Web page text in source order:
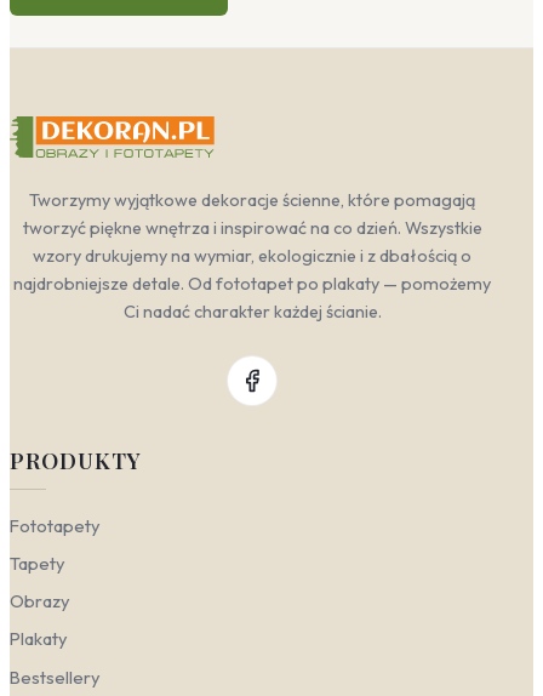
Tworzymy wyjątkowe dekoracje ścienne, które pomagają
tworzyć piękne wnętrza i inspirować na co dzień. Wszystkie
wzory drukujemy na wymiar, ekologicznie i z dbałością o
najdrobniejsze detale. Od fototapet po plakaty — pomożemy
Ci nadać charakter każdej ścianie.
PRODUKTY
Fototapety
Tapety
Obrazy
Plakaty
Bestsellery